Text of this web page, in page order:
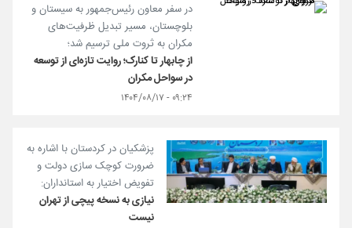
در سفر معاون رئیس‌جمهور به سیستان و
بلوچستان، مسیر تبدیل ظرفیت‌های
مکران به ثروت ملی ترسیم شد؛
از چابهار تا کنارک؛ روایت تازه‌ای از توسعه
در سواحل مکران
۰۹:۲۴ - ۱۴۰۴/۰۸/۱۷
پزشکیان در کردستان با اشاره به
ضرورت کوچک سازی دولت و
تفویض اختیار به استانداران:
نیازی به نسخه پیچی از تهران
نیست